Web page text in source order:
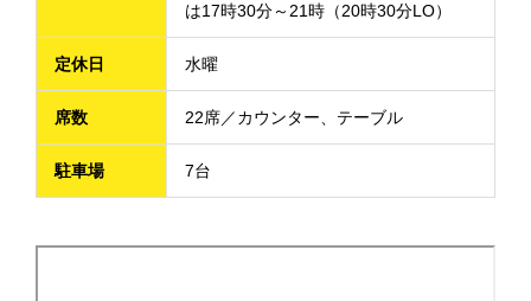
は17時30分～21時（20時30分LO）
定休日 水曜
席数 22席／カウンター、テーブル
駐車場 7台